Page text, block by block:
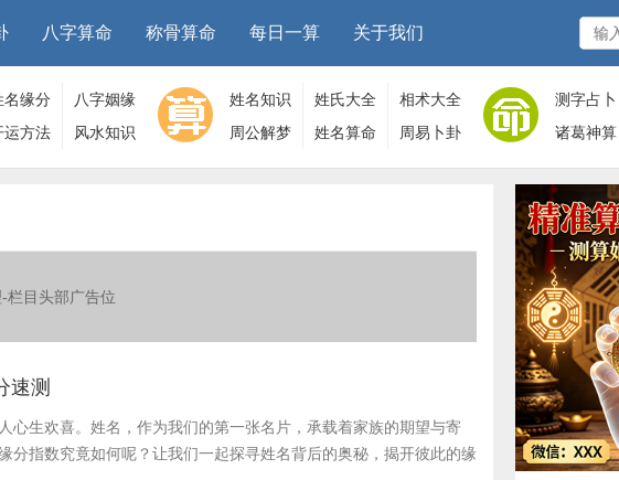
八字算命 称骨算命 每日一算 关于我们
名缘分
八字姻缘
运方法 风水知识
姓名知识 姓氏大全
相术大全
周公解梦
姓名算命 周易卜卦
测字占卜
诸葛神算
栏目头部广告位
速测
心生欢喜。姓名，作为我们的第一张名片，承载着家族的期望与寄
分指数究竟如何呢？让我们一起探寻姓名背后的奥秘，揭开彼此的缘